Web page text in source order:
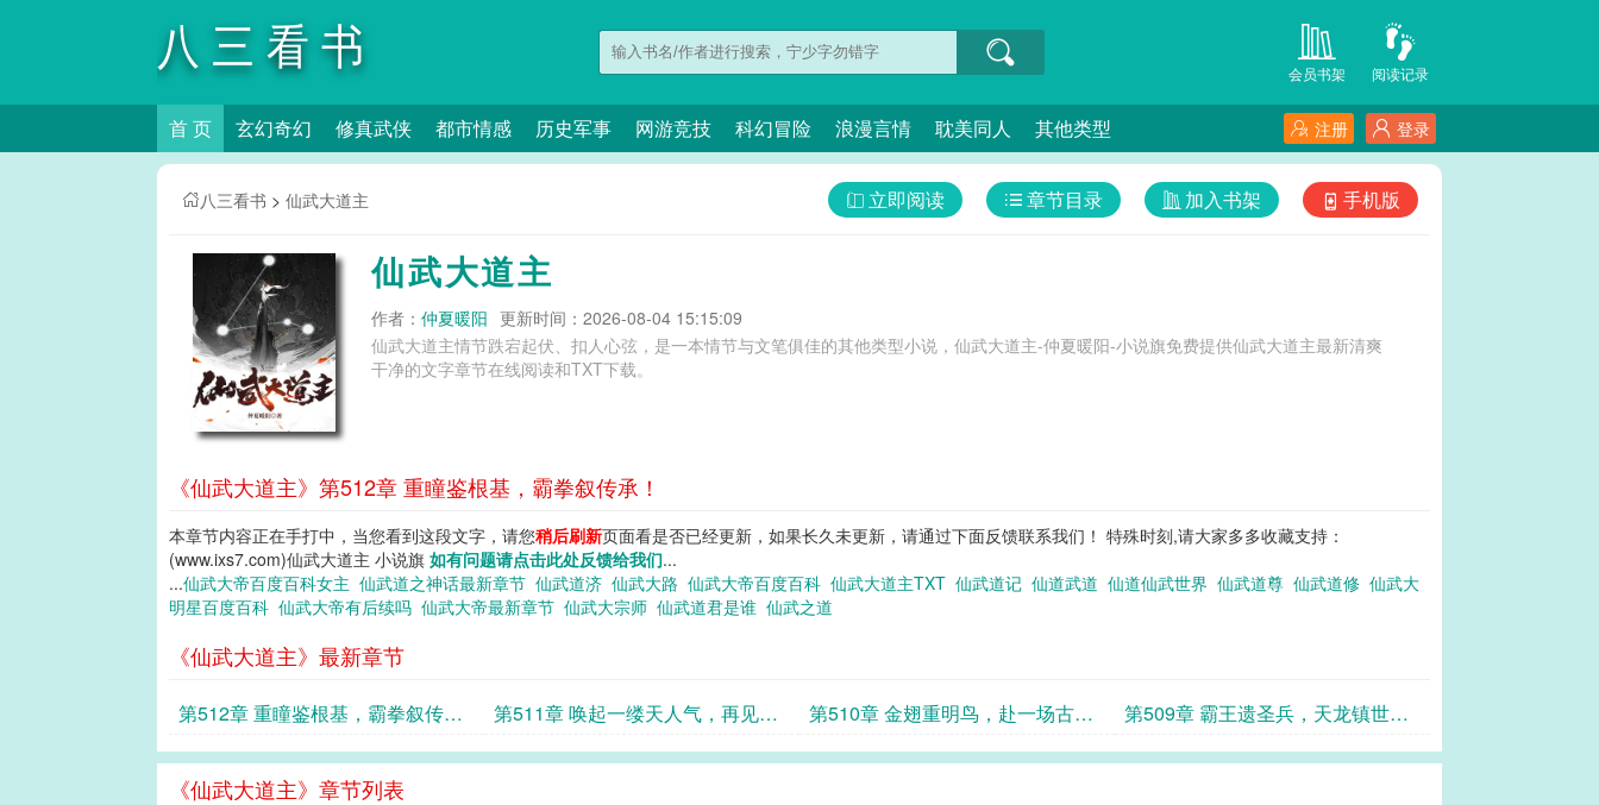
八三看书 阅读记录
会员书架
首 页 玄幻奇幻 修真武侠 都市情感 历史军事 网游竞技 科幻冒险 浪漫言情 耽美同人 其他类型 登录
注册
八三看书 > 仙武大道主 手机版
加入书架
章节目录
立即阅读
仙武大道主
作者： 仲夏暖阳 更新时间：2026-08-04 15:15:09
仙武大道主情节跌宕起伏、扣人心弦，是一本情节与文笔俱佳的其他类型小说，仙武大道主-仲夏暖阳-小说旗免费提供仙武大道主最新清爽
干净的文字章节在线阅读和TXT下载。
《仙武大道主》第512章 重瞳鉴根基，霸拳叙传承！
本章节内容正在手打中，当您看到这段文字，请您稍后刷新页面看是否已经更新，如果长久未更新，请通过下面反馈联系我们！ 特殊时刻,请大家多多收藏支持：
(www.ixs7.com)仙武大道主 小说旗 如有问题请点击此处反馈给我们...
...仙武大帝百度百科女主 仙武道之神话最新章节 仙武道济 仙武大路 仙武大帝百度百科 仙武大道主TXT 仙武道记 仙道武道 仙道仙武世界 仙武道尊 仙武道修 仙武大
明星百度百科 仙武大帝有后续吗 仙武大帝最新章节 仙武大宗师 仙武道君是谁 仙武之道
《仙武大道主》最新章节
第512章 重瞳鉴根基，霸拳叙传
承！
第511章 唤起一缕天人气，再见霸
王少年归！
第510章 金翅重明鸟，赴一场古老
盟约！
第509章 霸王遗圣兵，天龙镇世
枪！
《仙武大道主》章节列表